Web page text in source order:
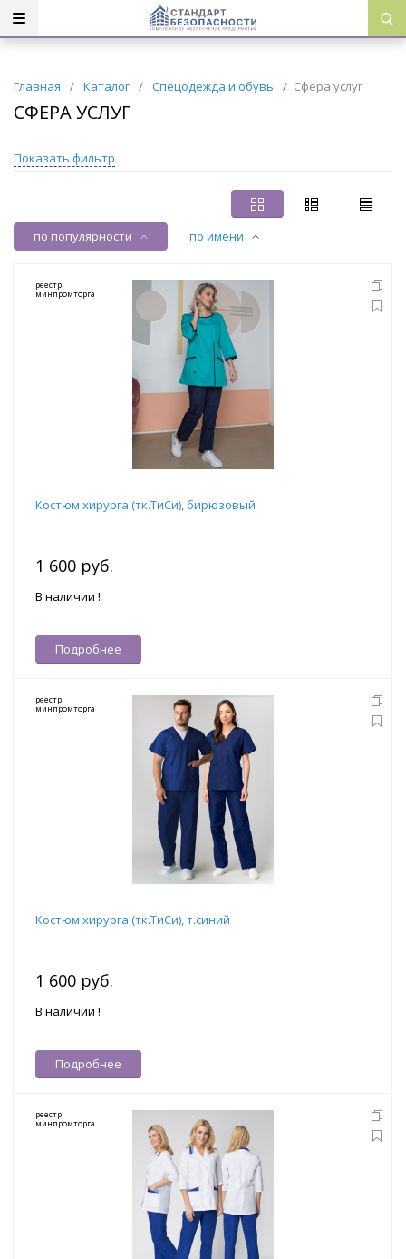
Главная / Каталог / Спецодежда и обувь / Сфера услуг
СФЕРА УСЛУГ
Показать фильтр
по популярности по имени
реестр
минпромторга
Костюм хирурга (тк.ТиСи), бирюзовый
1 600 руб.
В наличии !
Подробнее
реестр
минпромторга
Костюм хирурга (тк.ТиСи), т.синий
1 600 руб.
В наличии !
Подробнее
реестр
минпромторга